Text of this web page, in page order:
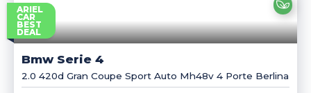
ARIEL
CAR
BEST
DEAL
Bmw Serie 4
2.0 420d Gran Coupe Sport Auto Mh48v 4 Porte Berlina